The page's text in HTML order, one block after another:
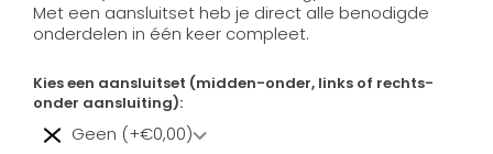
Met een aansluitset heb je direct alle benodigde
onderdelen in één keer compleet.
Kies een aansluitset (midden-onder, links of rechts-
onder aansluiting):
Geen (+€0,00)